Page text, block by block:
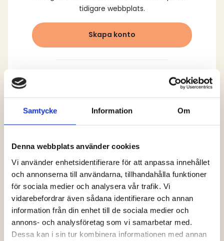
Samtycke Information Om
Denna webbplats använder cookies
Vi använder enhetsidentifierare för att anpassa innehållet
och annonserna till användarna, tillhandahålla funktioner
för sociala medier och analysera vår trafik. Vi
vidarebefordrar även sådana identifierare och annan
information från din enhet till de sociala medier och
annons- och analysföretag som vi samarbetar med.
Dessa kan i sin tur kombinera informationen med annan
tidigare webbplats.
Skapa konto
Logga in och ta del av allt som vår hemsida
har att erbjuda. Saknar du dina uppgifter?
lösenord” alternativt kontakta oss så hjälper
vi dig!
Logga in